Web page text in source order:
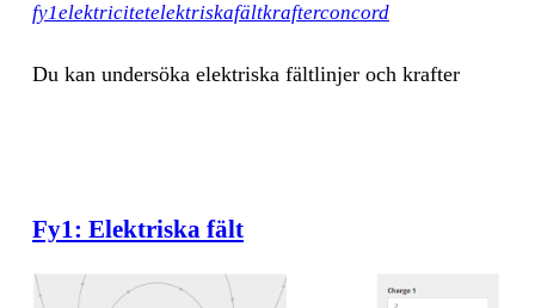
fy1elektricitetelektriskafältkrafterconcord
Du kan un­der­sö­ka elekt­ris­ka fält­lin­jer och kraf­ter
Fy1: Elektriska fält